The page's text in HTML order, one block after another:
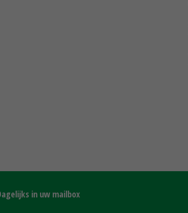
in uw mailbox